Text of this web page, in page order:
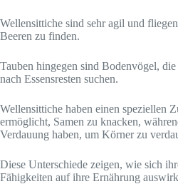
Wellensittiche sind sehr agil und
Beeren zu finden.
Tauben hingegen sind Bodenvögel,
nach Essensresten suchen.
Wellensittiche haben einen speziellen
ermöglicht, Samen zu knacken,
Verdauung haben, um Körner zu
Diese Unterschiede zeigen, wie sich
Fähigkeiten auf ihre Ernährung